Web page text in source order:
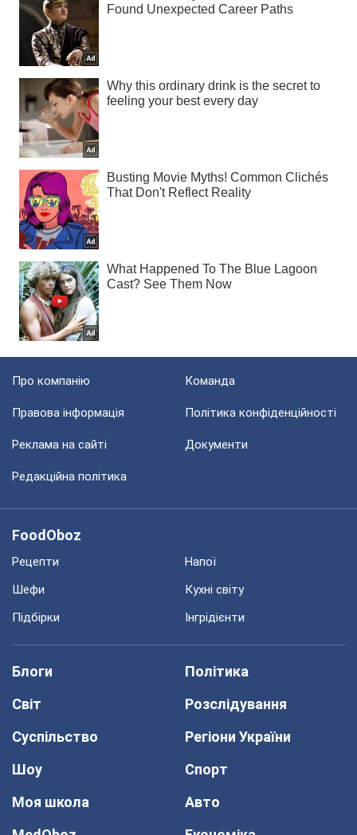
Про компанію Команда
Правова інформація Політика конфіденційності
Реклама на сайті Документи
Редакційна політика
FoodOboz
Рецепти
Напої
Шефи
Кухні світу
Підбірки
Інгрідієнти
Блоги
Політика
Світ
Розслідування
Суспільство
Регіони України
Шоу
Спорт
Моя школа
Авто